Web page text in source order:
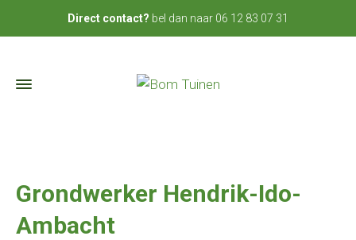
Direct contact? bel dan naar 06 12 83 07 31
Grondwerker Hendrik-Ido-
Ambacht